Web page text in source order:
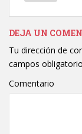
DEJA UN
Tu dirección de
campos
Comentario